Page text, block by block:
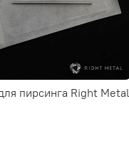
пирсинга Right Metal